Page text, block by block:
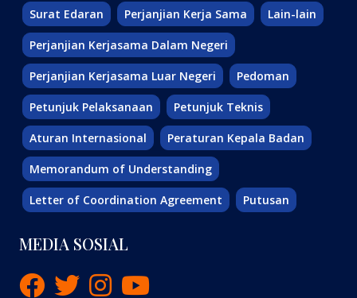
Surat Edaran Perjanjian Kerja Sama Lain-lain
Perjanjian Kerjasama Dalam Negeri
Perjanjian Kerjasama Luar Negeri Pedoman
Petunjuk Pelaksanaan Petunjuk Teknis
Aturan Internasional Peraturan Kepala Badan
Memorandum of Understanding
Letter of Coordination Agreement Putusan
MEDIA SOSIAL